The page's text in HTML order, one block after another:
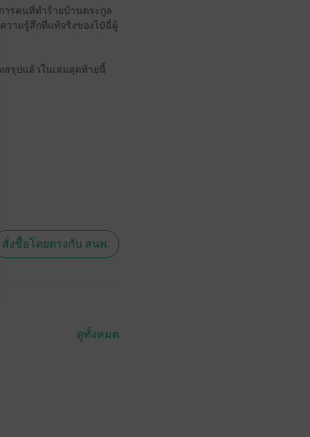
รคนที่ทำร้ายบ้านตระกูล
วามรู้สึกที่แท้จริงของไป๋ฉี่ผู้
สรุปแล้วในเล่มสุดท้ายนี้
สั่งซื้อโดยตรงกับ สนพ.
ดูทั้งหมด